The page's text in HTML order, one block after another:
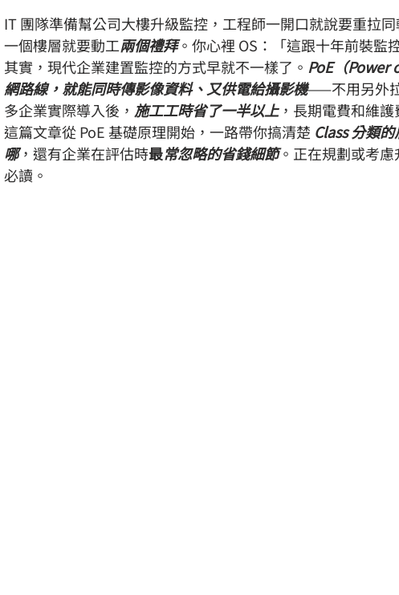
IT 團隊準備幫公司大樓升級監控，工程師一開口就說要重拉
一個樓層就要動工兩個禮拜。你心裡 OS：「這跟十年前裝監
其實，現代企業建置監控的方式早就不一樣了。 PoE（Power
網路線，就能同時傳影像資料、又供電給攝影機——不用另外
多企業實際導入後， 施工工時省了一半以上，長期電費和維護
這篇文章從 PoE 基礎原理開始，一路帶你搞清楚 Class 分類
哪，還有企業在評估時最常忽略的省錢細節。正在規劃或考
必讀。